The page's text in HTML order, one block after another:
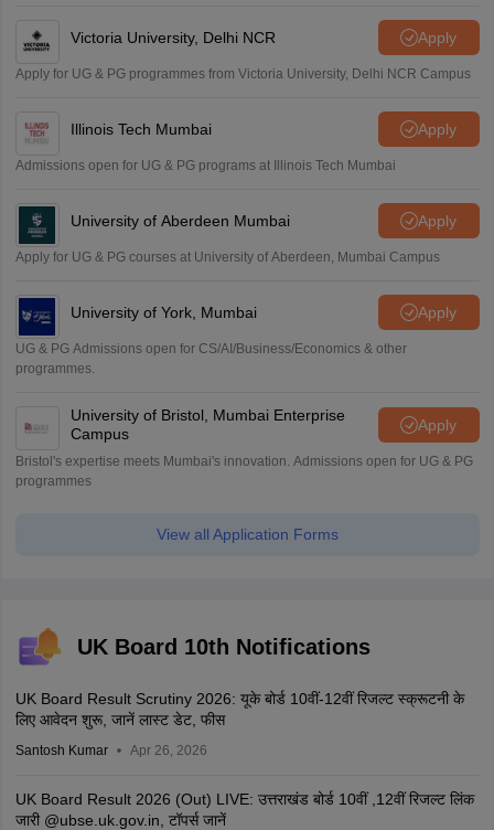
Victoria University, Delhi NCR Apply
Apply for UG & PG programmes from Victoria University, Delhi NCR Campus
Illinois Tech Mumbai Apply
Admissions open for UG & PG programs at Illinois Tech Mumbai
University of Aberdeen Mumbai Apply
Apply for UG & PG courses at University of Aberdeen, Mumbai Campus
University of York, Mumbai Apply
UG & PG Admissions open for CS/AI/Business/Economics & other
programmes.
University of Bristol, Mumbai Enterprise
Campus
Apply
Bristol's expertise meets Mumbai's innovation. Admissions open for UG & PG
programmes
View all Application Forms
UK Board 10th Notifications
UK Board Result Scrutiny 2026: यूके बोर्ड 10वीं-12वीं रिजल्ट स्क्रूटनी के
लिए आवेदन शुरू, जानें लास्ट डेट, फीस
Santosh Kumar Apr 26, 2026
UK Board Result 2026 (Out) LIVE: उत्तराखंड बोर्ड 10वीं ,12वीं रिजल्ट लिंक
जारी @ubse.uk.gov.in, टॉपर्स जानें